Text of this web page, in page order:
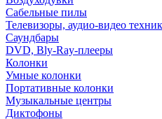
Сабельные пилы
Телевизоры, аудио-видео
Саундбары
DVD, Bly-Ray-плееры
Колонки
Умные колонки
Портативные колонки
Музыкальные центры
Диктофоны